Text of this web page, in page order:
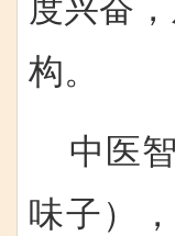
度兴奋
构。
中医
味子）